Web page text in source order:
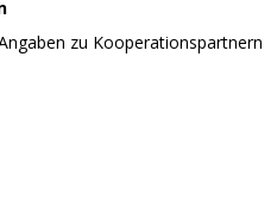
zu Kooperationspartnern